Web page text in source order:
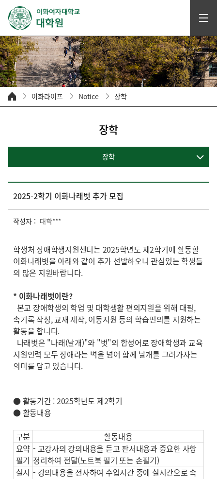
이화라이프 Notice 장학
장학
장학
2025-2학기 이화나래벗 추가 모집
작성자 : 대학***
학생처 장애학생지원센터는 2025학년도 제2학기에 활동할
이화나래벗을 아래와 같이 추가 선발하오니 관심있는 학생들
의 많은 지원바랍니다.
* 이화나래벗이란?
본교 장애학생의 학업 및 대학생활 편의지원을 위해 대필,
속기록 작성, 교재 제작, 이동지원 등의 학습편의를 지원하는
활동을 합니다.
나래벗은 "나래(날개)"와 "벗"의 합성어로 장애학생과 교육
지원인력 모두 장애라는 벽을 넘어 함께 날개를 그려가자는
의미를 담고 있습니다.
● 활동기간 : 2025학년도 제2학기
● 활동내용
구분
활동내용
요약
필기
- 교강사의 강의내용을 듣고 판서내용과 중요한 사항
정리하여 전달(노트북 필기 또는 손필기)
실시 - 강의내용을 전사하여 수업시간 중에 실시간으로 속